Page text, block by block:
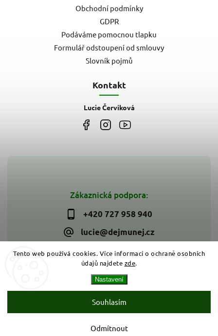
Tento web používá cookies. Více informací o ochraně osobních
údajů najdete zde.
Nastavení
Odmítnout
Souhlasím
Zákaznická podpora:
+420 727 958 940
lucie@dejmunej.cz
Obchodní podmínky
GDPR
Podáváme pomocnou tlapku
Formulář odstoupení od smlouvy
Slovník pojmů
Kontakt
Lucie Červíková
Dejmunej.cz. Všechna práva vyhrazena.
Upravit nastavení cookies
Shoptet | Design